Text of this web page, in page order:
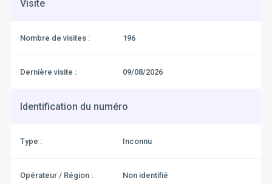
Visite
Nombre de visites : 196
Dernière visite : 09/08/2026
Identification du numéro
Type : Inconnu
Opérateur / Région : Non identifié